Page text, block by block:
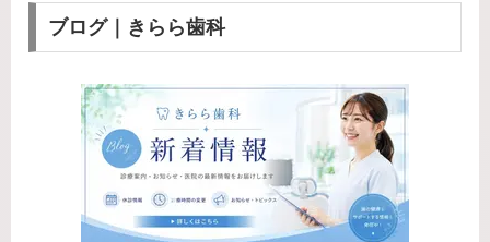
ブログ｜きらら歯科